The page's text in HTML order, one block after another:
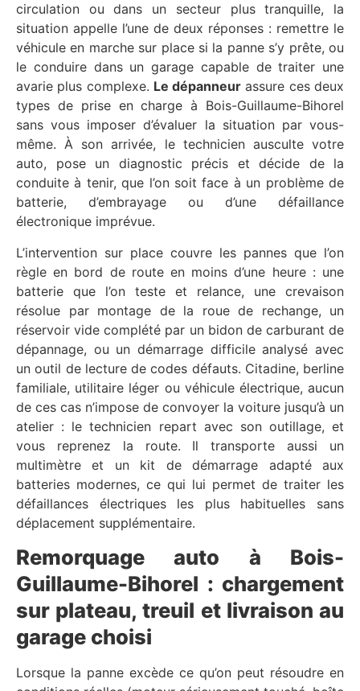
circulation ou dans un secteur plus tranquille, la
situation appelle l’une de deux réponses : remettre le
véhicule en marche sur place si la panne s’y prête, ou
le conduire dans un garage capable de traiter une
avarie plus complexe. Le dépanneur assure ces deux
types de prise en charge à Bois-Guillaume-Bihorel
sans vous imposer d’évaluer la situation par vous-
même. À son arrivée, le technicien ausculte votre
auto, pose un diagnostic précis et décide de la
conduite à tenir, que l’on soit face à un problème de
batterie, d’embrayage ou d’une défaillance
électronique imprévue.
L’intervention sur place couvre les pannes que l’on
règle en bord de route en moins d’une heure : une
batterie que l’on teste et relance, une crevaison
résolue par montage de la roue de rechange, un
réservoir vide complété par un bidon de carburant de
dépannage, ou un démarrage difficile analysé avec
un outil de lecture de codes défauts. Citadine, berline
familiale, utilitaire léger ou véhicule électrique, aucun
de ces cas n’impose de convoyer la voiture jusqu’à un
atelier : le technicien repart avec son outillage, et
vous reprenez la route. Il transporte aussi un
multimètre et un kit de démarrage adapté aux
batteries modernes, ce qui lui permet de traiter les
défaillances électriques les plus habituelles sans
déplacement supplémentaire.
Remorquage auto à Bois-
Guillaume-Bihorel : chargement
sur plateau, treuil et livraison au
garage choisi
Lorsque la panne excède ce qu’on peut résoudre en